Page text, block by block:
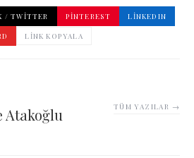
/ TWITTER PINTEREST
LINKEDIN
LINK KOPYALA
Atakoğlu TÜM YAZILAR →